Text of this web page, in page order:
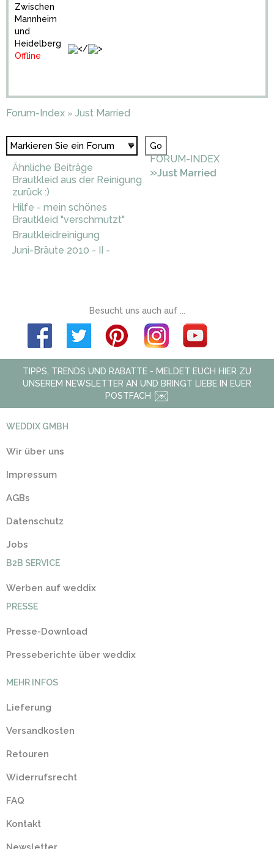
Zwischen
Mannheim
und
Heidelberg
Offline
</ >
Forum-Index » Just Married
Ähnliche Beiträge
Brautkleid aus der Reinigung
zurück :)
Hilfe - mein schönes
Brautkleid "verschmutzt"
Brautkleidreinigung
Juni-Bräute 2010 - II -
FORUM-INDEX
»Just Married
Besucht uns auch auf ...
TIPPS, TRENDS UND RABATTE - MELDET EUCH HIER ZU
UNSEREM NEWSLETTER AN UND BRINGT LIEBE IN EUER
POSTFACH
WEDDIX GMBH
Wir über uns
Impressum
AGBs
Datenschutz
Jobs
B2B SERVICE
Werben auf weddix
PRESSE
Presse-Download
Presseberichte über weddix
MEHR INFOS
Lieferung
Versandkosten
Retouren
Widerrufsrecht
FAQ
Kontakt